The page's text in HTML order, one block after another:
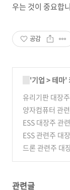
우는 것이 중요합
공감
'기업 > 테마'
유리기판 대장
양자컴퓨터 관
ESS 대장주 관
ESS 관련주 대
드론 관련주 대
관련글